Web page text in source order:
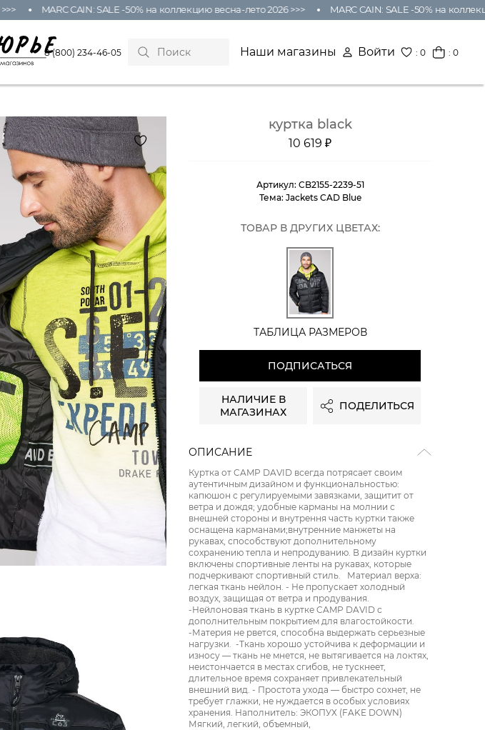
MARC CAIN: SALE -50% на коллекцию весна-лето 2026 >>> MARC CAIN: SALE -50% на
8 (800) 234-46-05 Наши магазины Войти :0 : 0
куртка black
10 619 ₽
Артикул: CB2155-2239-51
Тема: Jackets CAD Blue
ТОВАР В ДРУГИХ ЦВЕТАХ:
ТАБЛИЦА РАЗМЕРОВ
ПОДПИСАТЬСЯ
НАЛИЧИЕ В
МАГАЗИНАХ
ПОДЕЛИТЬСЯ
ОПИСАНИЕ
Куртка от CAMP DAVID всегда потрясает своим
аутентичным дизайном и функциональностью:
капюшон с регулируемыми завязками, защитит от
ветра и дождя; удобные карманы на молнии с
внешней стороны и внутрення часть куртки также
оснащена карманами;внутренние манжеты на
рукавах, способствуют дополнительному
сохранению тепла и непродуванию. В дизайн куртки
включены спортивные ленты на рукавах, которые
подчеркивают спортивный стиль. Материал верха:
легкая ткань нейлон. - Не пропускает холодный
воздух, защищая от ветра и продувания.
-Нейлоновая ткань в куртке CAMP DAVID с
дополнительным покрытием для влагостойкости.
-Материя не рвется, способна выдержать серьезные
нагрузки. -Ткань хорошо устойчива к деформации и
износу — ткань не мнется, не вытягивается на локтях,
неистончается в местах сгибов, не тускнеет,
длительное время сохраняет привлекательный
внешний вид. - Простота ухода — быстро сохнет, не
требует глажки, не нуждается в особых условиях
хранения. Наполнитель: ЭКОПУХ (FAKE DOWN)
Мягкий, легкий, объемный,